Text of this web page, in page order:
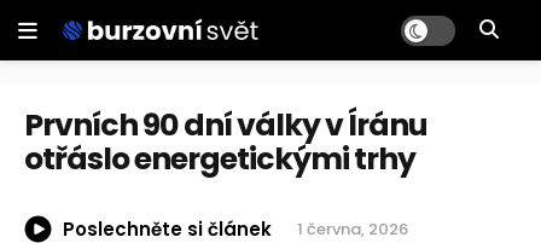
Prvních 90 dní války v Íránu
otřáslo energetickými trhy
Poslechněte si článek 1 června, 2026